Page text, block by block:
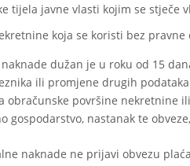
tijela javne vlasti kojim se stječe
koja se koristi bez pravne
dužan je u roku od 15
ili promjene drugih
obračunske površine nekretnine
gospodarstvo, nastanak te
naknade ne prijavi obvezu